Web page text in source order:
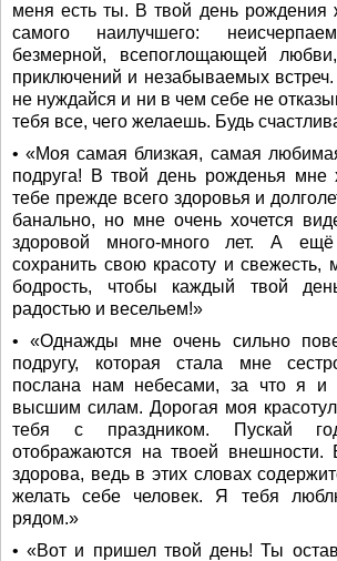
меня есть ты. В твой день рождения
самого наилучшего:
безмерной, всепоглощающей
приключений и незабываемых
не нуждайся и ни в чем себе не
тебя все, чего желаешь. Будь
• «Моя самая близкая, самая
подруга! В твой день рожденья мне
тебе прежде всего здоровья и
банально, но мне очень хочется
здоровой много-много лет. А
сохранить свою красоту и свежесть,
бодрость, чтобы каждый твой
радостью и весельем!»
• «Однажды мне очень сильно
подругу, которая стала мне
послана нам небесами, за что я и
высшим силам. Дорогая моя
тебя с праздником. Пускай
отображаются на твоей внешности.
здорова, ведь в этих словах
желать себе человек. Я тебя
рядом.»
• «Вот и пришел твой день! Ты